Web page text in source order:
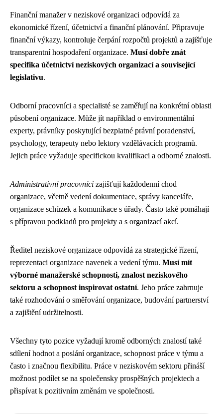
Finanční manažer v neziskové organizaci odpovídá za
ekonomické řízení, účetnictví a finanční plánování. Připravuje
finanční výkazy, kontroluje čerpání rozpočtů projektů a zajišťuje
transparentní hospodaření organizace. Musí dobře znát
specifika účetnictví neziskových organizací a související
legislativu.
Odborní pracovníci a specialisté se zaměřují na konkrétní oblasti
působení organizace. Může jít například o environmentální
experty, právníky poskytující bezplatné právní poradenství,
psychology, terapeuty nebo lektory vzdělávacích programů.
Jejich práce vyžaduje specifickou kvalifikaci a odborné znalosti.
Administrativní pracovníci zajišťují každodenní chod
organizace, včetně vedení dokumentace, správy kanceláře,
organizace schůzek a komunikace s úřady. Často také pomáhají
s přípravou podkladů pro projekty a s organizací akcí.
Ředitel neziskové organizace odpovídá za strategické řízení,
reprezentaci organizace navenek a vedení týmu. Musí mít
výborné manažerské schopnosti, znalost neziskového
sektoru a schopnost inspirovat ostatní. Jeho práce zahrnuje
také rozhodování o směřování organizace, budování partnerství
a zajištění udržitelnosti.
Všechny tyto pozice vyžadují kromě odborných znalostí také
sdílení hodnot a poslání organizace, schopnost práce v týmu a
často i značnou flexibilitu. Práce v neziskovém sektoru přináší
možnost podílet se na společensky prospěšných projektech a
přispívat k pozitivním změnám ve společnosti.